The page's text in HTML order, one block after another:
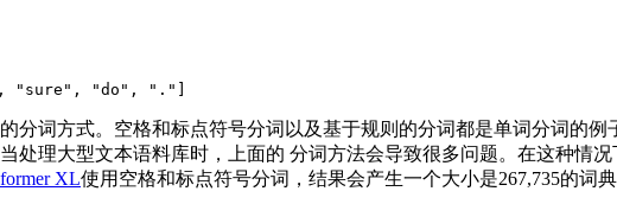
, "sure" , "do" , "."
分词方式。空格和标点符号分词以及基于规则的分词都是单词分词的
处理大型文本语料库时，上面的 分词方法会导致很多问题。在这种情
XL使用空格和标点符号分词，结果会产生一个大小是267,735的词典